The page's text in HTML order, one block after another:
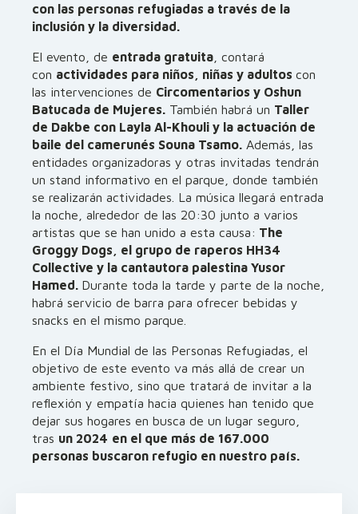
con las personas refugiadas a través de la
inclusión y la diversidad.
El evento, de entrada gratuita , contará
con actividades para niños, niñas y adultos con
las intervenciones de Circomentarios y Oshun
Batucada de Mujeres. También habrá un Taller
de Dakbe con Layla Al-Khouli y la actuación de
baile del camerunés Souna Tsamo. Además, las
entidades organizadoras y otras invitadas tendrán
un stand informativo en el parque, donde también
se realizarán actividades. La música llegará entrada
la noche, alrededor de las 20:30 junto a varios
artistas que se han unido a esta causa: The
Groggy Dogs, el grupo de raperos HH34
Collective y la cantautora palestina Yusor
Hamed. Durante toda la tarde y parte de la noche,
habrá servicio de barra para ofrecer bebidas y
snacks en el mismo parque.
En el Día Mundial de las Personas Refugiadas, el
objetivo de este evento va más allá de crear un
ambiente festivo, sino que tratará de invitar a la
reflexión y empatía hacia quienes han tenido que
dejar sus hogares en busca de un lugar seguro,
tras un 2024 en el que más de 167.000
personas buscaron refugio en nuestro país.